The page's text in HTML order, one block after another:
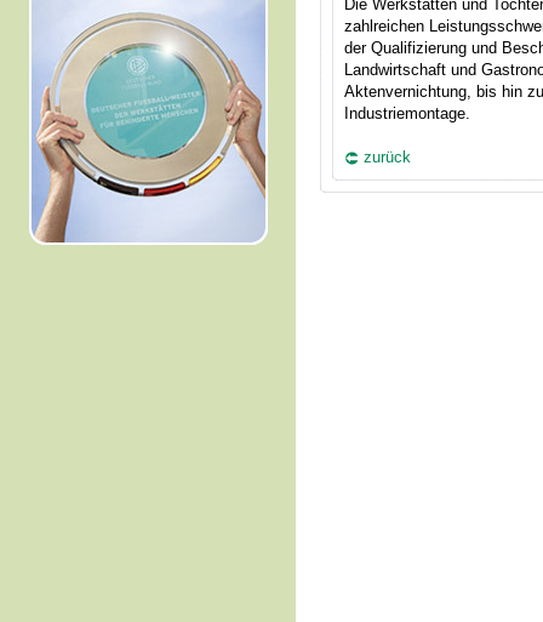
Die Werkstätten und
zahlreichen
der Qualifizierung und
Landwirtschaft und
Aktenvernichtung, bis hin
Industriemontage.
zurück